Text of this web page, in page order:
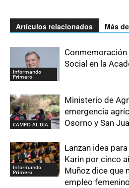
Artículos relacionados Más
Informando
Primero
Social en la
CAMPO AL DIA
Ministerio de
emergencia
Osorno y San
Informando
Primero
Lanzan idea
Karin por cinco
Muñoz dice que
empleo femenino